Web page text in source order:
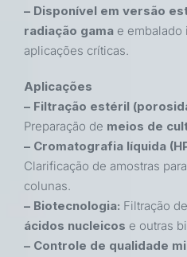
– Disponível em versão
radiação gama e embalado
aplicações críticas.
Aplicações
– Filtração estéril
Preparação de meios de
– Cromatografia líquida
Clarificação de amostras
colunas.
– Biotecnologia: Filtração de
ácidos nucleicos e outras
– Controle de qualidade